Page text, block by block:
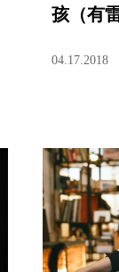
孩（有雷
04.17.2018